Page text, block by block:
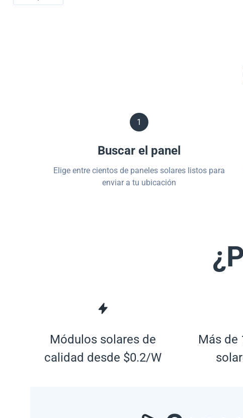
1
Buscar el panel
Elige entre cientos de paneles solares listos para
enviar a tu ubicación
Módulos solares de
calidad desde $0.2/W
Más de